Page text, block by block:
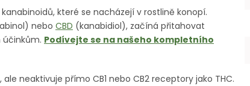
které se nacházejí v rostlině konopí.
nebo CBD (kanabidiol), začíná přitahovat
Podívejte se na našeho kompletního
neaktivuje přímo CB1 nebo CB2 receptory jako THC.